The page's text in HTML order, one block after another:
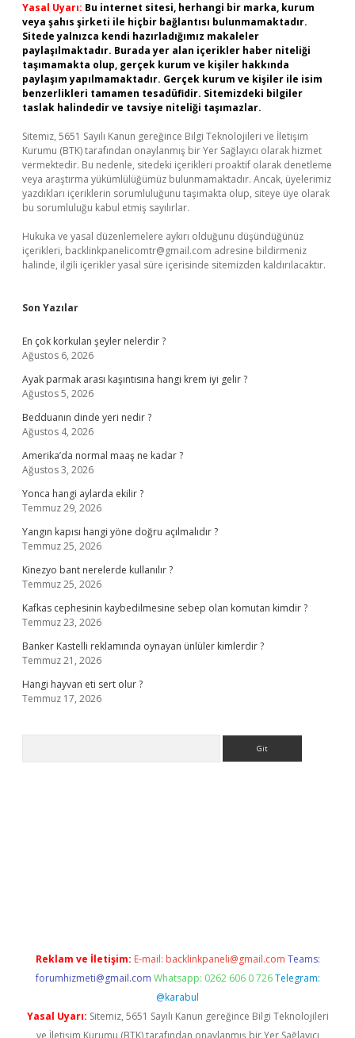
Yasal Uyarı: Bu internet sitesi, herhangi bir marka, kurum
veya şahıs şirketi ile hiçbir bağlantısı bulunmamaktadır.
Sitede yalnızca kendi hazırladığımız makaleler
paylaşılmaktadır. Burada yer alan içerikler haber niteliği
taşımamakta olup, gerçek kurum ve kişiler hakkında
paylaşım yapılmamaktadır. Gerçek kurum ve kişiler ile isim
benzerlikleri tamamen tesadüfidir. Sitemizdeki bilgiler
taslak halindedir ve tavsiye niteliği taşımazlar.
Sitemiz, 5651 Sayılı Kanun gereğince Bilgi Teknolojileri ve İletişim
Kurumu (BTK) tarafından onaylanmış bir Yer Sağlayıcı olarak hizmet
vermektedir. Bu nedenle, sitedeki içerikleri proaktif olarak denetleme
veya araştırma yükümlülüğümüz bulunmamaktadır. Ancak, üyelerimiz
yazdıkları içeriklerin sorumluluğunu taşımakta olup, siteye üye olarak
bu sorumluluğu kabul etmiş sayılırlar.
Hukuka ve yasal düzenlemelere aykırı olduğunu düşündüğünüz
içerikleri, backlinkpanelicomtr@gmail.com adresine bildirmeniz
halinde, ilgili içerikler yasal süre içerisinde sitemizden kaldırılacaktır.
Son Yazılar
En çok korkulan şeyler nelerdir ?
Ağustos 6, 2026
Ayak parmak arası kaşıntısına hangi krem iyi gelir ?
Ağustos 5, 2026
Bedduanın dinde yeri nedir ?
Ağustos 4, 2026
Amerika’da normal maaş ne kadar ?
Ağustos 3, 2026
Yonca hangi aylarda ekilir ?
Temmuz 29, 2026
Yangın kapısı hangi yöne doğru açılmalıdır ?
Temmuz 25, 2026
Kinezyo bant nerelerde kullanılır ?
Temmuz 25, 2026
Kafkas cephesinin kaybedilmesine sebep olan komutan kimdir ?
Temmuz 23, 2026
Banker Kastelli reklamında oynayan ünlüler kimlerdir ?
Temmuz 21, 2026
Hangi hayvan eti sert olur ?
Temmuz 17, 2026
Reklam ve İletişim: E-mail: backlinkpaneli@gmail.com Teams:
forumhizmeti@gmail.com Whatsapp: 0262 606 0 726 Telegram:
@karabul
Yasal Uyarı: Sitemiz, 5651 Sayılı Kanun gereğince Bilgi Teknolojileri
ve İletişim Kurumu (BTK) tarafından onaylanmış bir Yer Sağlayıcı